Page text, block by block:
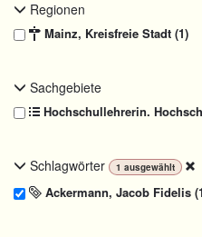
Regionen
Mainz, Kreisfreie Stadt (1)
Sachgebiete
Hochschullehrerin.
Schlagwörter 1 ausgewählt
Ackermann, Jacob Fidelis